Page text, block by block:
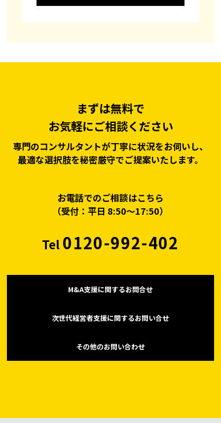
まずは無料で
お気軽にご相談ください
専門のコンサルタントが丁寧に状況をお伺いし、
最適な選択肢を秘密厳守でご提案いたします。
お電話でのご相談はこちら
（受付：平日 8:50〜17:50）
Tel0120-992-402
M&A支援に関するお問合せ
次世代経営者支援に関するお問い合せ
その他のお問い合わせ